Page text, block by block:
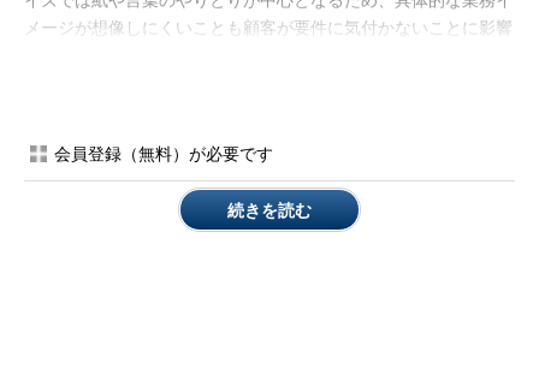
メージが想像しにくいことも顧客が要件に気付かないことに影響
（3）いわなくても分かっているだろうと思っている
顧客の組織やその業界では当然のこと、または、現行業務の範
囲内のことや既存システムで実装されている機能については、
会員登録（無料）が必要です
続きを読む